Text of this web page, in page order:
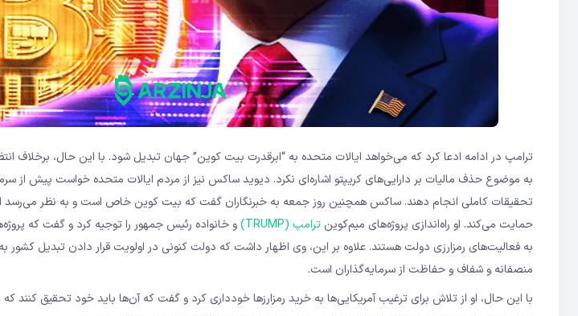
ترامپ در ادامه ادعا کرد که می‌خواهد ایالات متحده به “ابرقدرت بیت‌ کوین” جهان تبدیل شود. با این حال، برخلاف
به موضوع حذف مالیات بر دارایی‌های کریپتو اشاره‌ای نکرد. دیوید ساکس نیز از مردم ایالات متحده خواست پیش از
تحقیقات کاملی انجام دهند. ساکس همچنین روز جمعه به خبرنگاران گفت که بیت‌ کوین خاص است و به نظر می‌رسد
حمایت می‌کند. او راه‌اندازی پروژه‌های میم‌کوین ترامپ (TRUMP)
و خانواده‌ رئیس جمهور را توجیه کرد و گفت که
به فعالیت‌های رمزارزی دولت هستند. علاوه بر این، وی اظهار داشت که دولت کنونی در اولویت قرار دادن تبدیل کشور
منصفانه و شفاف و حفاظت از سرمایه‌گذاران است.
با این حال، او از تلاش برای ترغیب آمریکایی‌ها به خرید رمزارزها خودداری کرد و گفت که آن‌ها باید خود تحقیق کنند